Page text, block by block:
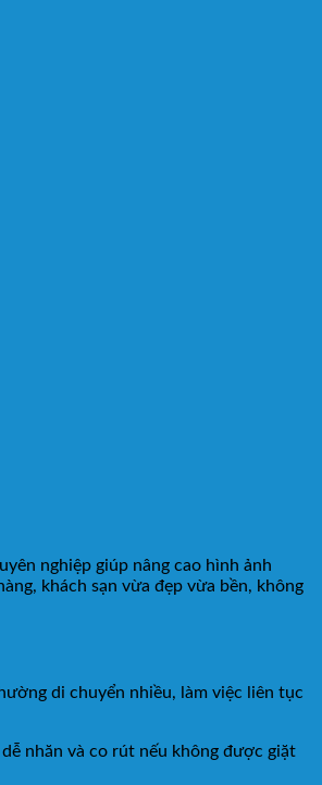
nghiệp giúp nâng cao hình ảnh
khách sạn vừa đẹp vừa bền, không
di chuyển nhiều, làm việc liên tục
nhăn và co rút nếu không được giặt